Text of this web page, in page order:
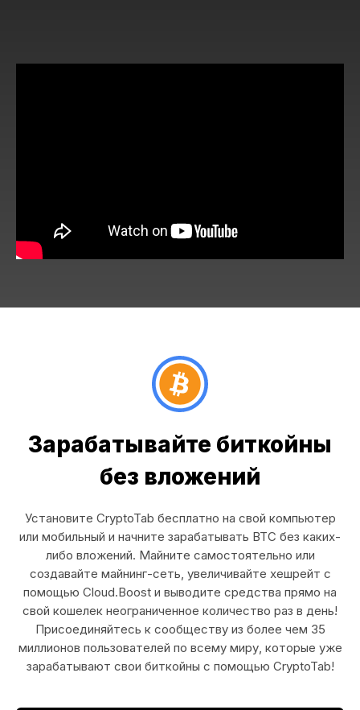
Зарабатывайте биткойны
без вложений
Установите CryptoTab бесплатно на свой компьютер
или мобильный и начните зарабатывать BTC без каких-
либо вложений. Майните самостоятельно или
создавайте майнинг-сеть, увеличивайте хешрейт с
помощью Cloud.Boost и выводите средства прямо на
свой кошелек неограниченное количество раз в день!
Присоединяйтесь к сообществу из более чем 35
миллионов пользователей по всему миру, которые уже
зарабатывают свои биткойны с помощью CryptoTab!